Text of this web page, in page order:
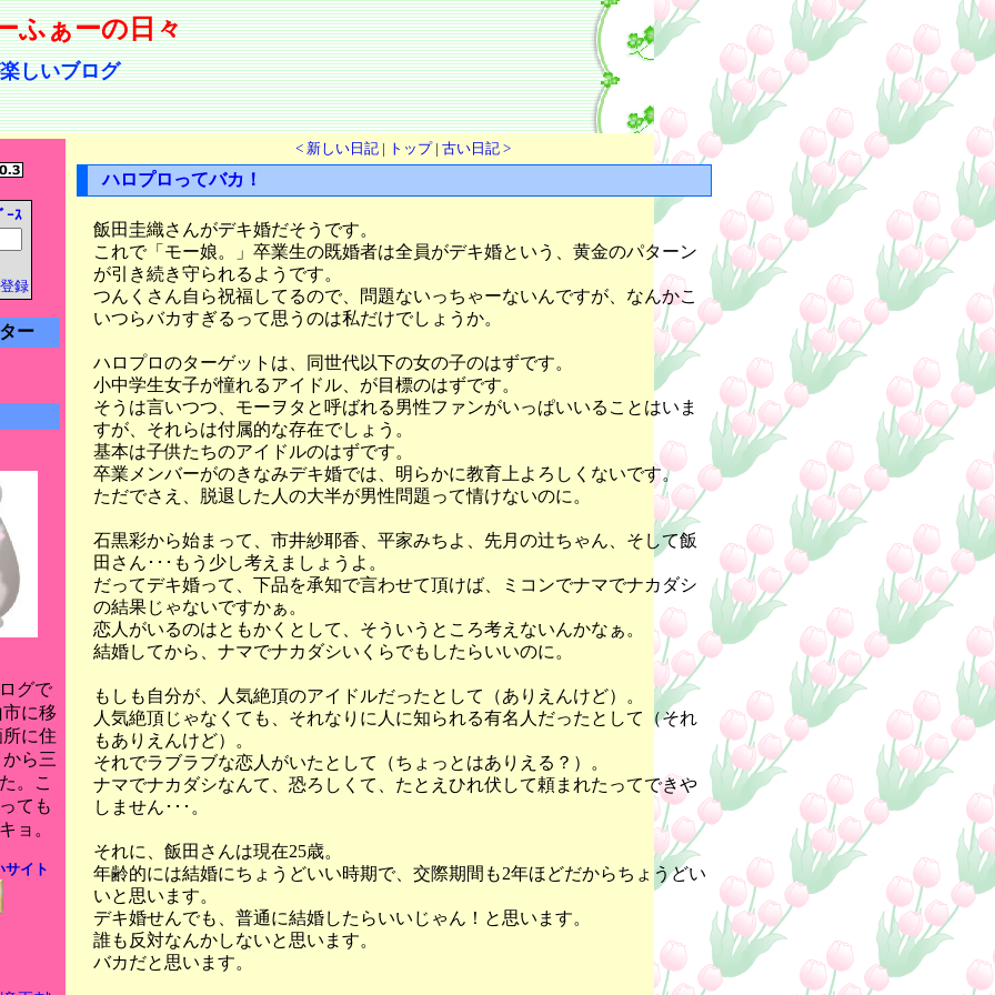
ふぁーの日々
しいブログ
ｰｽ
録
ー
グで
に移
に住
ら三
。こ
ても
ョ。
サイト
< 新しい日記| トップ| 古い日記 >
ハロプロってバカ！
飯田圭織さんがデキ婚だそうです。
これで「モー娘。」卒業生の既婚者は全員がデキ婚という、黄金のパターン
が引き続き守られるようです。
つんくさん自ら祝福してるので、問題ないっちゃーないんですが、なんかこ
いつらバカすぎるって思うのは私だけでしょうか。
ハロプロのターゲットは、同世代以下の女の子のはずです。
小中学生女子が憧れるアイドル、が目標のはずです。
そうは言いつつ、モーヲタと呼ばれる男性ファンがいっぱいいることはいま
すが、それらは付属的な存在でしょう。
基本は子供たちのアイドルのはずです。
卒業メンバーがのきなみデキ婚では、明らかに教育上よろしくないです。
ただでさえ、脱退した人の大半が男性問題って情けないのに。
石黒彩から始まって、市井紗耶香、平家みちよ、先月の辻ちゃん、そして飯
田さん･･･もう少し考えましょうよ。
だってデキ婚って、下品を承知で言わせて頂けば、ミコンでナマでナカダシ
の結果じゃないですかぁ。
恋人がいるのはともかくとして、そういうところ考えないんかなぁ。
結婚してから、ナマでナカダシいくらでもしたらいいのに。
もしも自分が、人気絶頂のアイドルだったとして（ありえんけど）。
人気絶頂じゃなくても、それなりに人に知られる有名人だったとして（それ
もありえんけど）。
それでラブラブな恋人がいたとして（ちょっとはありえる？）。
ナマでナカダシなんて、恐ろしくて、たとえひれ伏して頼まれたってできや
しません･･･。
それに、飯田さんは現在25歳。
年齢的には結婚にちょうどいい時期で、交際期間も2年ほどだからちょうどい
いと思います。
デキ婚せんでも、普通に結婚したらいいじゃん！と思います。
誰も反対なんかしないと思います。
バカだと思います。